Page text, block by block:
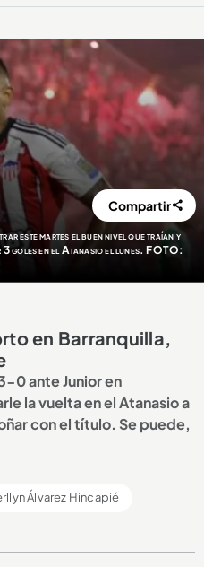
este martes el buen nivel que traían y
goles en el Atanasio el lunes. FOTO:
Compartir
en Barranquilla,
0 ante Junior en
la vuelta en el Atanasio a
con el título. Se puede,
Álvarez Hincapié